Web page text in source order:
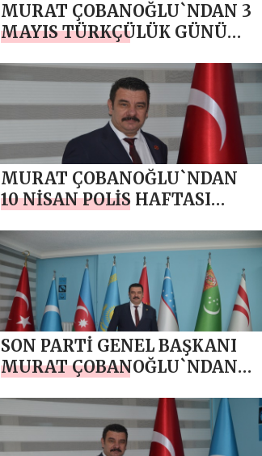
MURAT ÇOBANOĞLU`NDAN 3
MAYIS TÜRKÇÜLÜK GÜNÜ
MURAT ÇOBANOĞLU`NDAN
10 NİSAN POLİS HAFTASI
SON PARTİ GENEL BAŞKANI
MURAT ÇOBANOĞLU`NDAN